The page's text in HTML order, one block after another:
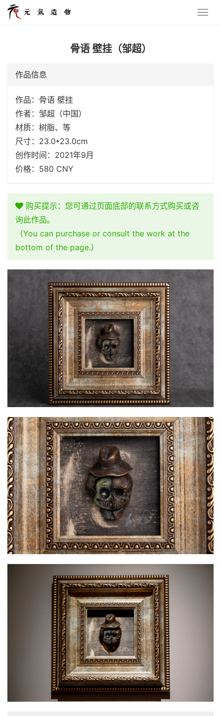
骨语 壁挂（邹超）
作品信息
作品：骨语 壁挂
作者：邹超（中国）
材质：树脂、等
尺寸：23.0*23.0cm
创作时间：2021年9月
价格：580 CNY
购买提示：您可通过页面底部的联系方式购买或咨
询此作品。
（You can purchase or consult the work at the
bottom of the page.）